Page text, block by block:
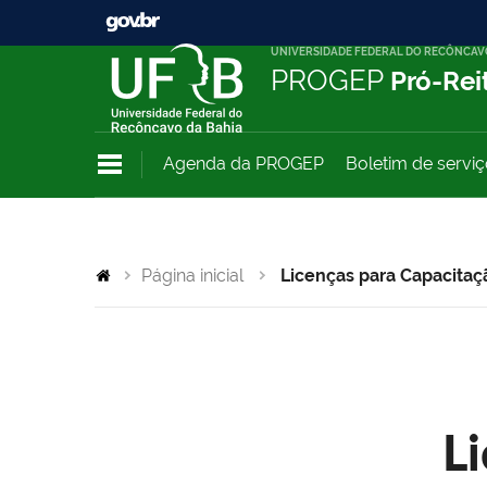
UNIVERSIDADE FEDERAL DO
PROGEP Pró-
Agenda da PROGEP Boletim de
Página inicial Licenças para